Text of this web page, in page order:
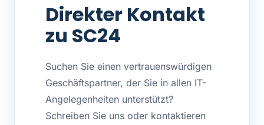
Direkter Kontakt
zu SC24
Suchen Sie einen vertrauenswürdigen
Geschäftspartner, der Sie in allen IT-
Angelegenheiten unterstützt?
Schreiben Sie uns oder kontaktieren